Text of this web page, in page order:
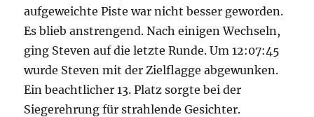
aufgeweichte Piste war nicht besser geworden.
Es blieb anstrengend. Nach einigen Wechseln,
ging Steven auf die letzte Runde. Um 12:07:45
wurde Steven mit der Zielflagge abgewunken.
Ein beachtlicher 13. Platz sorgte bei der
Siegerehrung für strahlende Gesichter.